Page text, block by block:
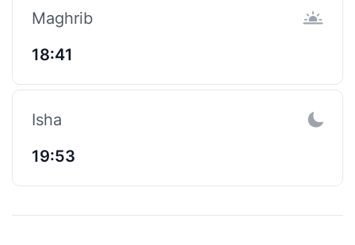
Maghrib
18:41
Isha
19:53